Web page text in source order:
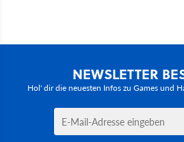
NEWSLETTER
Hol' dir die neuesten Infos zu Games und